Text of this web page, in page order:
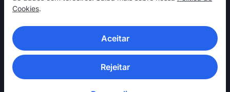
Cookies.
Aceitar
Rejeitar
Interaja
Ajuda
Descubra
APLICATIVOS DE VPN